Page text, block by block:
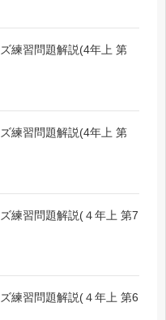
練習問題解説(4年上 第
練習問題解説(4年上 第
練習問題解説(４年上 第7
練習問題解説(４年上 第6